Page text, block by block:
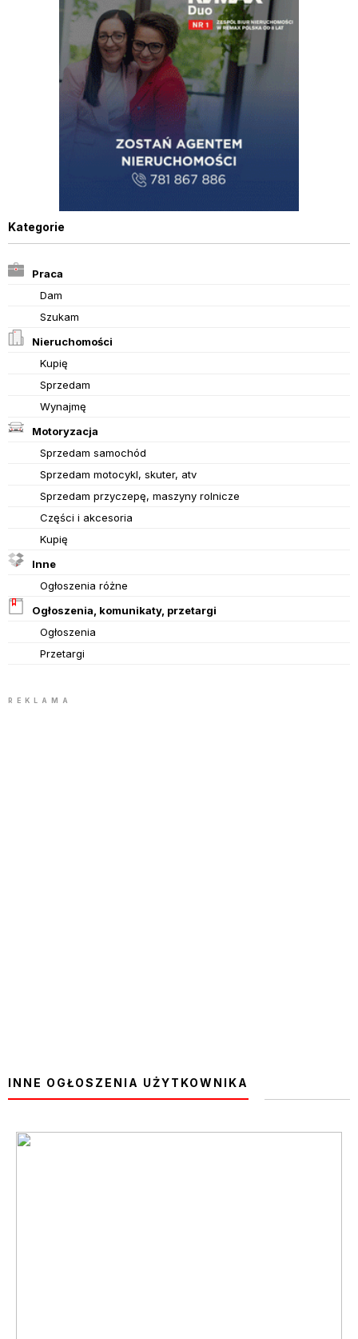
Kategorie
Praca
Dam
Szukam
Nieruchomości
Kupię
Sprzedam
Wynajmę
Motoryzacja
Sprzedam samochód
Sprzedam motocykl, skuter, atv
Sprzedam przyczepę, maszyny rolnicze
Części i akcesoria
Kupię
Inne
Ogłoszenia różne
Ogłoszenia, komunikaty, przetargi
Ogłoszenia
Przetargi
REKLAMA
INNE OGŁOSZENIA UŻYTKOWNIKA